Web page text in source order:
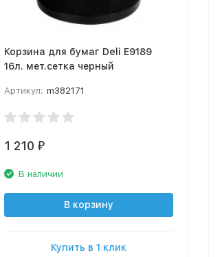
Корзина для бумаг Deli E9189
16л. мет.сетка черный
Артикул: m382171
1 210 ₽
В наличии
В корзину
Купить в 1 клик